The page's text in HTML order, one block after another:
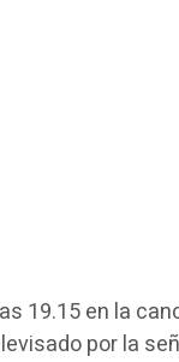
19.15 en la
por la